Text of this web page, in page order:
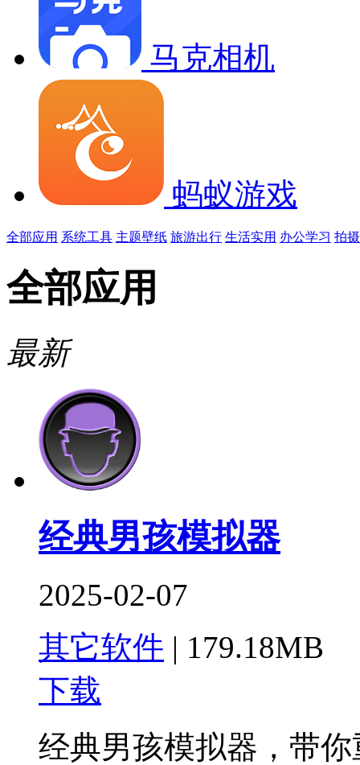
马克相机
蚂蚁游戏
全部应用 系统工具 主题壁纸 旅游出行 生活实用 办公学习 拍
全部应用
最新
经典男孩模拟器
2025-02-07
其它软件 | 179.18MB
下载
经典男孩模拟器，带